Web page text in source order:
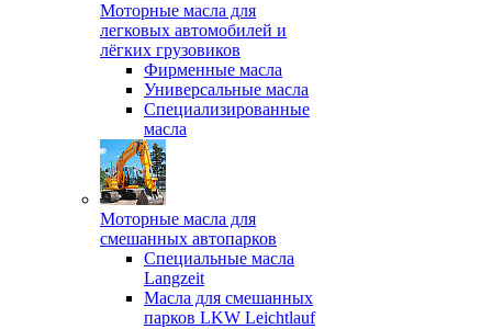
Моторные масла для
легковых автомобилей и
лёгких грузовиков
Фирменные масла
Универсальные масла
Специализированные
масла
Моторные масла для
смешанных автопарков
Специальные масла
Langzeit
Масла для смешанных
парков LKW Leichtlauf